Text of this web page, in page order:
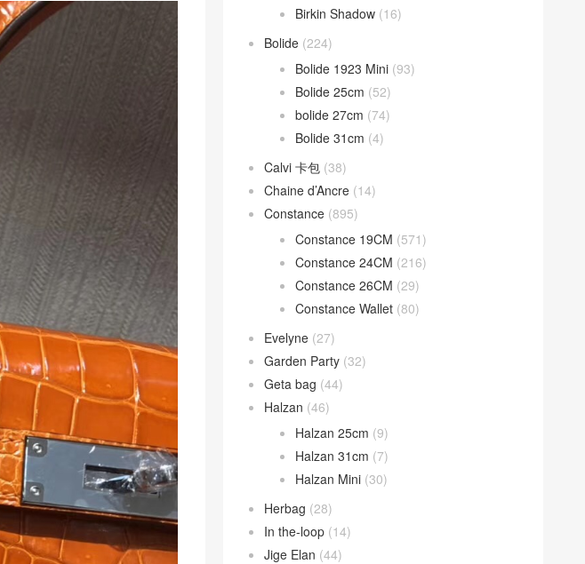
Birkin Shadow (16)
Bolide (224)
Bolide 1923 Mini (93)
Bolide 25cm (52)
bolide 27cm (74)
Bolide 31cm (4)
Calvi 卡包 (38)
Chaine d’Ancre (14)
Constance (895)
Constance 19CM (571)
Constance 24CM (216)
Constance 26CM (29)
Constance Wallet (80)
Evelyne (27)
Garden Party (32)
Geta bag (44)
Halzan (46)
Halzan 25cm (9)
Halzan 31cm (7)
Halzan Mini (30)
Herbag (28)
In the-loop (14)
Jige Elan (44)